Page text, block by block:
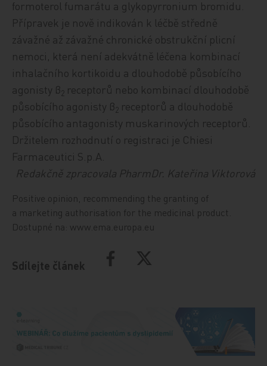
formoterol fumarátu a glykopyrronium bromidu.
Přípravek je nově indikován k léčbě středně
závažné až závažné chronické obstrukční plicní
nemoci, která není adekvátně léčena kombinací
inhalačního kortikoidu a dlouhodobě působícího
agonisty β 2 receptorů nebo kombinací dlouhodobě
působícího agonisty β 2 receptorů a dlouhodobě
působícího antagonisty muskarinových receptorů.
Držitelem rozhodnutí o registraci je Chiesi
Farmaceutici S.p.A.
Redakčně zpracovala PharmDr. Kateřina Viktorová
Positive opinion, recommending the granting of
a marketing authorisation for the medicinal product.
Dostupné na: www.ema.europa.eu
Sdílejte článek